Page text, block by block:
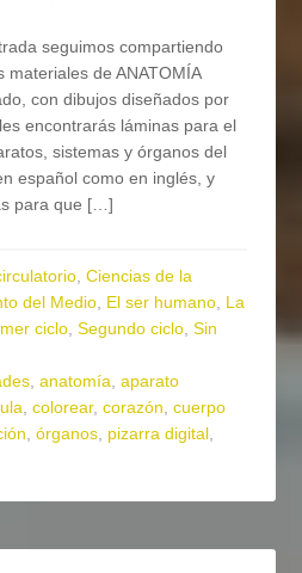
seguimos compartiendo
materiales de ANATOMÍA
con dibujos diseñados por
encontrarás láminas para el
sistemas y órganos del
español como en inglés, y
para que […]
,Ciencias de la
del Medio, El ser humano, La
ciclo,Segundo ciclo,Sin
,anatomía,aparato
,colorear,corazón,cuerpo
,órganos, pizarra digital,